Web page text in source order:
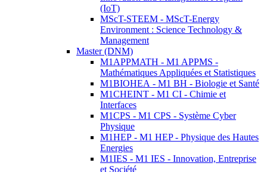
(IoT)
MScT-STEEM - MScT-Energy
Environment : Science Technology &
Management
Master (DNM)
M1APPMATH - M1 APPMS -
Mathématiques Appliquées et Statistiques
M1BIOHEA - M1 BH - Biologie et Santé
M1CHEINT - M1 CI - Chimie et
Interfaces
M1CPS - M1 CPS - Système Cyber
Physique
M1HEP - M1 HEP - Physique des Hautes
Energies
M1IES - M1 IES - Innovation, Entreprise
et Société